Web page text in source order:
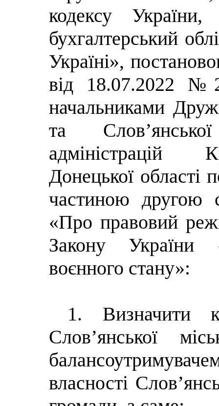
кодексу
бухгалтерський
Україні»,
від 18.07.2022
начальниками
та
адміністрацій
Донецької області
частиною другою
«Про правовий
Закону
воєнного стану»:
1. Визначити
Слов’янської
власності